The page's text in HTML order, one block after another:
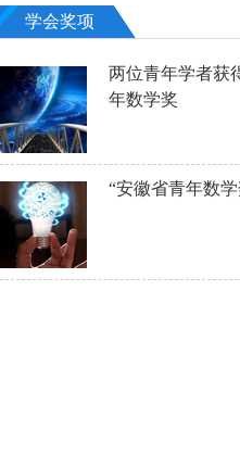
学会奖项
两位青年学者获
年数学奖
“安徽省青年数